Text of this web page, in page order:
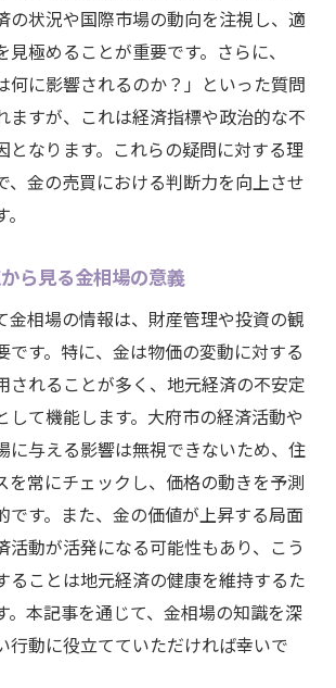
の状況や国際市場の動向を注視し、適
極めることが重要です。さらに、
何に影響されるのか？」といった質問
ますが、これは経済指標や政治的な不
となります。これらの疑問に対する理
、金の売買における判断力を向上させ
ら見る金相場の意義
金相場の情報は、財産管理や投資の観
です。特に、金は物価の変動に対する
されることが多く、地元経済の不安定
して機能します。大府市の経済活動や
に与える影響は無視できないため、住
を常にチェックし、価格の動きを予測
です。また、金の価値が上昇する局面
活動が活発になる可能性もあり、こう
ることは地元経済の健康を維持するた
。本記事を通じて、金相場の知識を深
行動に役立てていただければ幸いで